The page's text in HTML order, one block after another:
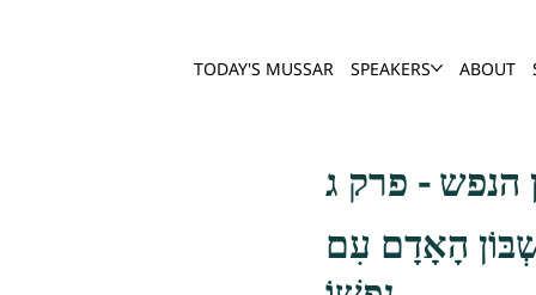
TODAY'S MUSSAR SPEAKERS ABOUT
הנפש - פרק ג
הָאָדָם עִם